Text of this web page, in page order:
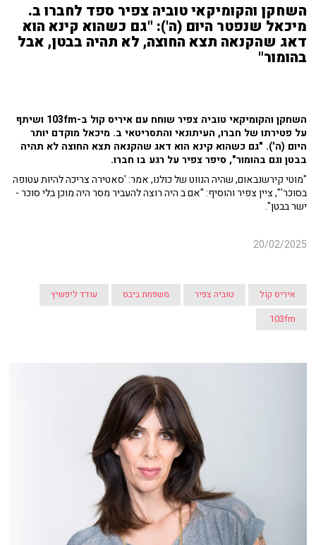
השחקן והקומיקאי טוביה צפיר ספד לחברו ב.
מיכאל שנפטר היום (ה'): "גם כשהוא קינא הוא
דאג שהקנאה תצא החוצה, לא תהיה בבטן, אבל
בהומור"
השחקן והקומיקאי טוביה צפיר שוחח עם איריס קול ב-103fm ושיתף
על פטירתו של חברו, העיתונאי והתסריטאי ב. מיכאל מוקדם יותר
היום (ה'). "גם כשהוא קינא הוא דאג שהקנאה תצא החוצה לא תהיה
בבטן וגם בהומור", סיפר צפיר על רגע בו חברו.
"מוטי קירשנבאום, שהיה הנווט של כולנו, אמר: 'סאטירה צריכה להיות עטופה
בסוכר'", ציין צפיר והוסיף: "אם ב היה רוצה להעביר מסר היה מוכן בלי סוכר -
ישר בבטן".
20/02/2025
איריס קול טוביה צפיר משפחת ביבס
עודד ליפשיץ
103fm